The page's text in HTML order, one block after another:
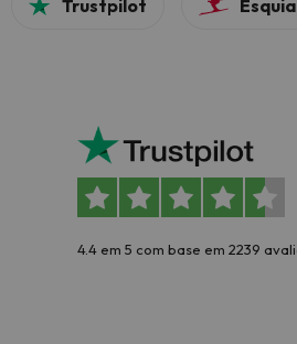
Trustpilot
4.4 em 5 com base em 2239